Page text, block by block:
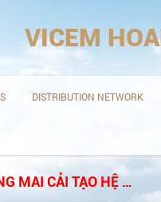
VICEM
DISTRIBUTION NETWORK
NUNG MANG LẠI HIỆU QUẢ LỚN VỀ BẢO VỆ MÔI TRƯỜNG